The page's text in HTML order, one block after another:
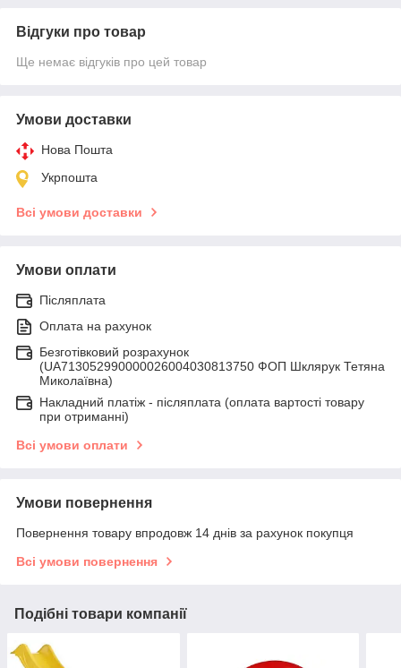
Відгуки про товар
Ще немає відгуків про цей товар
Умови доставки
Нова Пошта
Укрпошта
Всі умови доставки
Умови оплати
Післяплата
Оплата на рахунок
Безготівковий розрахунок
(UA713052990000026004030813750 ФОП Шклярук Тетяна
Миколаївна)
Накладний платіж - післяплатa (оплата вартості товару
при отриманні)
Всі умови оплати
Умови повернення
Повернення товару впродовж 14 днів за рахунок покупця
Всі умови повернення
Подібні товари компанії